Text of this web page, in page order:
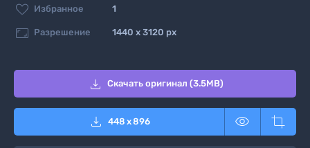
 Избранное 1
 Разрешение 1440 x 3120 px
 Скачать оригинал (3.5MB)
 448 x896  